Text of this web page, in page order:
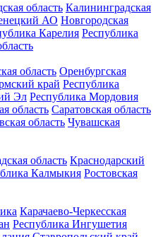
область Калининградская
АО Новгородская
Карелия Республика
область Оренбургская
край Республика
Эл Республика Мордовия
область Саратовская область
область Чувашская
область Краснодарский
Калмыкия Ростовская
Карачаево-Черкесская
Республика Ингушетия